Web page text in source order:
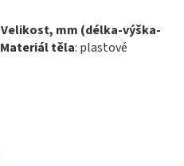
Velikost, mm (délka-výška-
Materiál těla: plastové